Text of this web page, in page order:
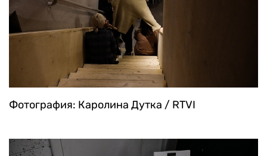
Фотография: Каролина Дутка / RTVI